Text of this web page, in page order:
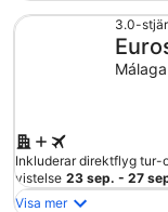
3.0-
Inkluderar direktflyg
vistelse 23 sep. - 27
Visa mer